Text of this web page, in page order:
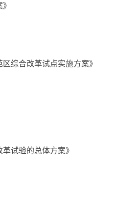
综合改革试点实施方案》
试验的总体方案》